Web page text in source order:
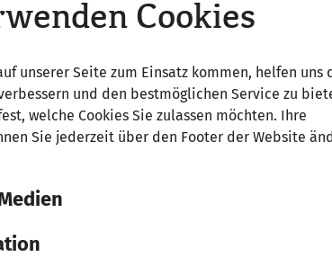
Cookies
unserer Seite zum Einsatz kommen, helfen uns
und den bestmöglichen Service zu
welche Cookies Sie zulassen möchten. Ihre
Sie jederzeit über den Footer der Website
in der